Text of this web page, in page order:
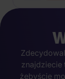
znajdziecie
żebyście